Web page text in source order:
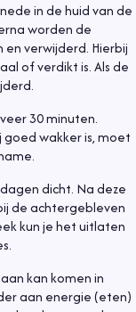
in de huid van de
worden de
verwijderd. Hierbij
of verdikt is. Als de
30 minuten.
goed wakker is, moet
dicht. Na deze
de achtergebleven
kun je het uitlaten
kan komen in
aan energie (eten)